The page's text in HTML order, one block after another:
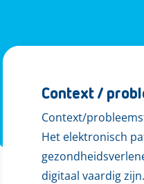
Context /
Context/
Het elektronisch
digitaal vaardig